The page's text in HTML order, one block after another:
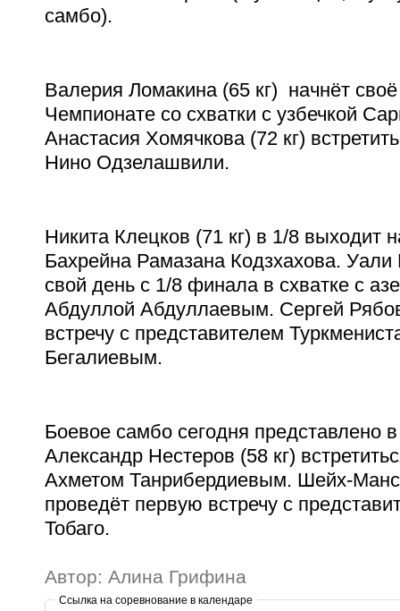
самбо).
Валерия Ломакина (65 кг) начнёт
Чемпионате со схватки с узбечкой
Анастасия Хомячкова (72 кг)
Нино Одзелашвили.
Никита Клецков (71 кг) в 1/8 выходит
Бахрейна Рамазана Кодзхахова. Уали
свой день с 1/8 финала в схватке с
Абдуллой Абдуллаевым. Сергей
встречу с представителем
Бегалиевым.
Боевое самбо сегодня представлено
Александр Нестеров (58 кг)
Ахметом Танрибердиевым. Шейх-
проведёт первую встречу с
Тобаго.
Автор: Алина Грифина
Ссылка на соревнование в календаре